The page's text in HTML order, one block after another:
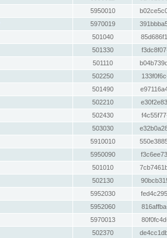
5950010
5970019
501040
501330
501110
502250
501490
502210
502430
503030
5910010
5950090
501010
502130
5952030
5952060
5970013
502370